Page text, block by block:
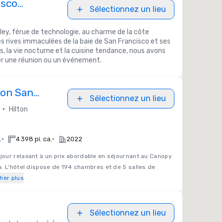
Sélectionnez un lieu
férue de technologie, au charme de la côte
rives immaculées de la baie de San Francisco et ses
la vie nocturne et la cuisine tendance, nous avons
une réunion ou un événement.
San
• Hilton
Sélectionnez un lieu
• 4 398 pi. ca.• 2022
relaxant à un prix abordable en séjournant au Canopy
L'hôtel dispose de 194 chambres et de 5 salles de
plus
Sélectionnez un lieu